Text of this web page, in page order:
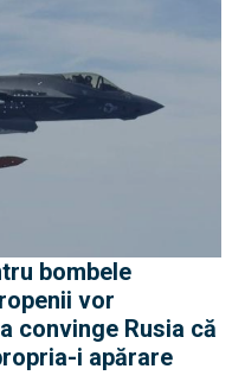
bombele
vor
convinge Rusia că
i apărare